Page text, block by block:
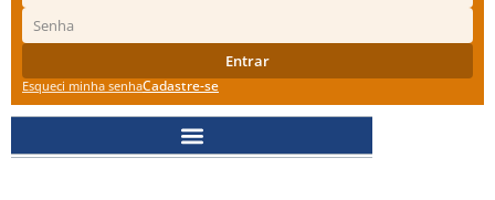
Entrar
Esqueci minha senhaCadastre-se